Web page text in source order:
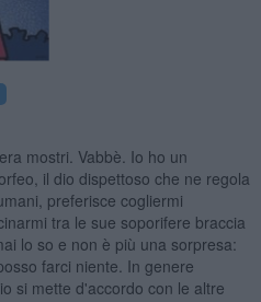
mostri. Vabbè. Io ho un
il dio dispettoso che ne regola
preferisce cogliermi
tra le sue soporifere braccia
lo so e non è più una sorpresa:
farci niente. In genere
si mette d'accordo con le altre